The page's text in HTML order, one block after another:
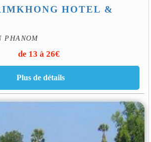
HOTEL &
PHANOM
de 13 à 26€